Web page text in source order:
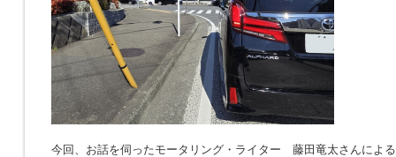
今回、お話を伺ったモータリング・ライター 藤田竜太さんによ